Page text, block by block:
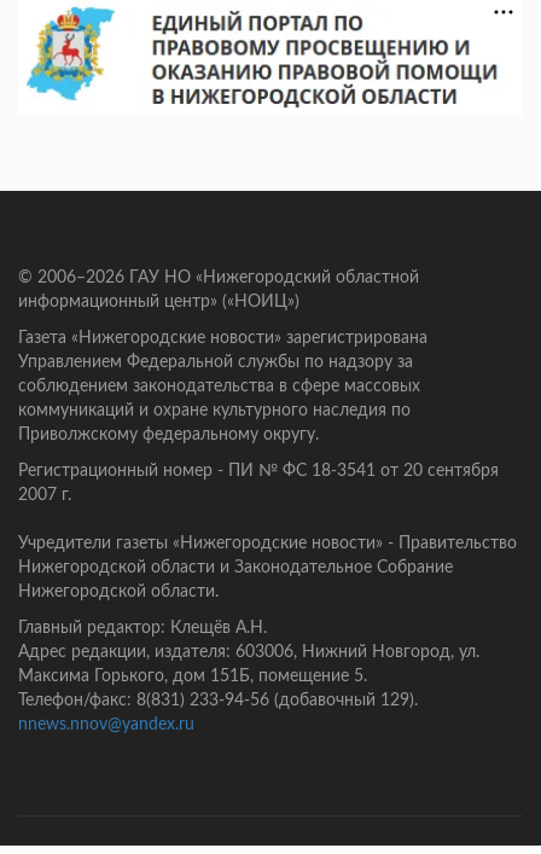
© 2006–2026 ГАУ НО «Нижегородский областной
информационный центр» («НОИЦ»)
Газета «Нижегородские новости» зарегистрирована
Управлением Федеральной службы по надзору за
соблюдением законодательства в сфере массовых
коммуникаций и охране культурного наследия по
Приволжскому федеральному округу.
Регистрационный номер - ПИ № ФС 18-3541 от 20 сентября
2007 г.
Учредители газеты «Нижегородские новости» - Правительство
Нижегородской области и Законодательное Собрание
Нижегородской области.
Главный редактор: Клещёв А.Н.
Адрес редакции, издателя: 603006, Нижний Новгород, ул.
Максима Горького, дом 151Б, помещение 5.
Телефон/факс: 8(831) 233-94-56 (добавочный 129).
nnews.nnov@yandex.ru